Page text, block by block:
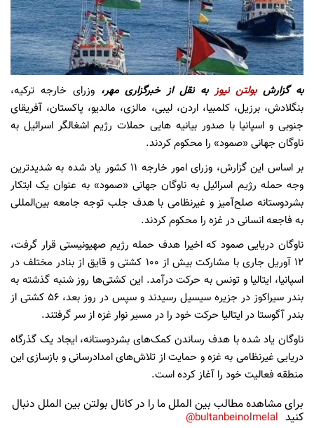
به گزارشبولتن نیوزبه نقل ازخبرگزاری مهر، وزرای خارجه ترکیه،
بنگلادش، برزیل، کلمبیا، اردن، لیبی، مالزی، مالدیو، پاکستان، آفریقای
جنوبی و اسپانیا با صدور بیانیه‌ هایی حملات رژیم اشغالگر اسرائیل به
ناوگان جهانی «صمود» را محکوم کردند.
بر اساس این گزارش، وزرای امور خارجه ۱۱ کشور یاد شده به شدیدترین
وجه حمله رژیم اسرائیل به ناوگان جهانی «صمود» به عنوان یک ابتکار
بشردوستانه صلح‌آمیز و غیرنظامی با هدف جلب توجه جامعه بین‌المللی
به فاجعه انسانی در غزه را محکوم کردند.
ناوگان دریایی صمود که اخیرا هدف حمله رژیم صهیونیستی قرار گرفت،
۱۲ آوریل جاری با مشارکت بیش از ۱۰۰ کشتی و قایق از بنادر مختلف در
اسپانیا، ایتالیا و تونس به حرکت درآمد. این کشتی‌ها روز شنبه گذشته به
بندر سیراکوز در جزیره سیسیل رسیدند و سپس در روز بعد، ۵۶ کشتی از
بندر آگوستا در ایتالیا حرکت خود را در مسیر نوار غزه از سر گرفتند.
ناوگان یاد شده با هدف رساندن کمک‌های بشردوستانه، ایجاد یک گذرگاه
دریایی غیرنظامی به غزه و حمایت از تلاش‌های امدادرسانی و بازسازی این
منطقه فعالیت خود را آغاز کرده است.
برای مشاهده مطالب بین الملل ما را در کانال بولتن بین الملل دنبال
کنید bultanbeinolmelal@